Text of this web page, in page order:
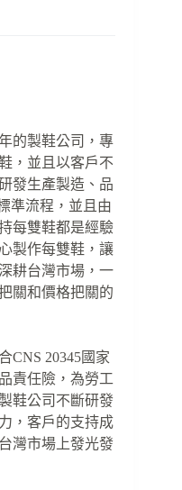
的製鞋公司，專
，並且以客戶不
發生產製造、品
準流程，並且由
每雙鞋都是經驗
製作每雙鞋，讓
耕台灣市場，一
關和價格把關的
CNS 20345國家
責任險，為勞工
鞋公司不斷研發
，客戶的支持成
灣市場上發光發